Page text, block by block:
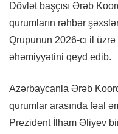
Dövlət başçısı Ərəb
qurumların rəhbər
Qrupunun 2026-cı il üzrə
əhəmiyyətini qeyd edib.
Azərbaycanla Ərəb
qurumlar arasında fəal
Prezident İlham Əliyev